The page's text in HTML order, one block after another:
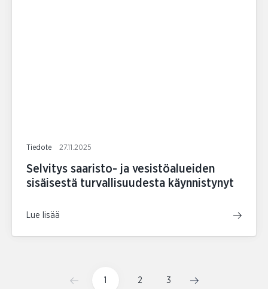
Tiedote 27.11.2025
Selvitys saaristo- ja vesistöalueiden
sisäisestä turvallisuudesta käynnistynyt
Lue lisää
1 2 3